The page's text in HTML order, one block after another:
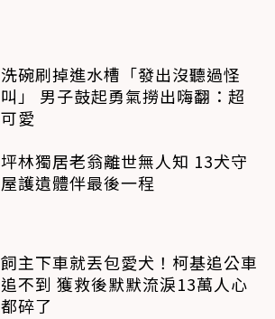
洗碗刷掉進水槽「發出沒聽過怪
叫」 男子鼓起勇氣撈出嗨翻：超
可愛
坪林獨居老翁離世無人知 13犬守
屋護遺體伴最後一程
飼主下車就丟包愛犬！柯基追公車
追不到 獲救後默默流淚13萬人心
都碎了